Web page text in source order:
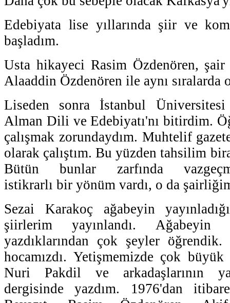
Edebiyata lise yıllarında şiir ve
başladım.
Usta hikayeci Rasim Özdenören, şair
Alaaddin Özdenören ile aynı sıralarda
Liseden sonra İstanbul
Alman Dili ve Edebiyatı'nı bitirdim.
çalışmak zorundaydım. Muhtelif
olarak çalıştım. Bu yüzden tahsilim
Bütün bunlar zarfında
istikrarlı bir yönüm vardı, o da
Sezai Karakoç ağabeyin
şiirlerim yayınlandı. Ağabeyin
yazdıklarından çok şeyler
hocamızdı. Yetişmemizde çok
Nuri Pakdil ve arkadaşlarının
dergisinde yazdım. 1976'dan